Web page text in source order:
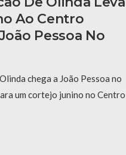
Ao Centro
Pessoa No
chega a João Pessoa no
um cortejo junino no Centro